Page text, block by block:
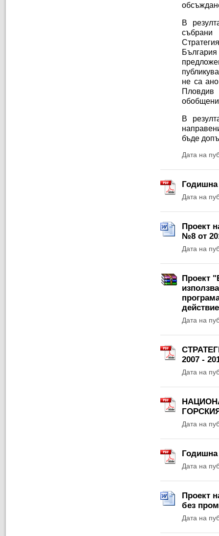
В
не са
Пловдив
В
бъде
Дата на
Годишна
Дата на
Проект
№8 от
Дата на
Проект
Дата на
2007 -
Дата на
Дата на
Годишна
Дата на
Проект
без
Дата на